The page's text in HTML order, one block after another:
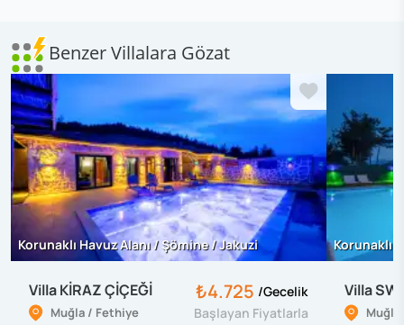
Benzer Villalara Gözat
Korunaklı Havuz Alanı / Şömine / Jakuzi
Villa KİRAZ ÇİÇEĞİ
Muğla / Fethiye
₺4.725 /Gecelik
Başlayan Fiyatlarla
Korunaklı
Villa